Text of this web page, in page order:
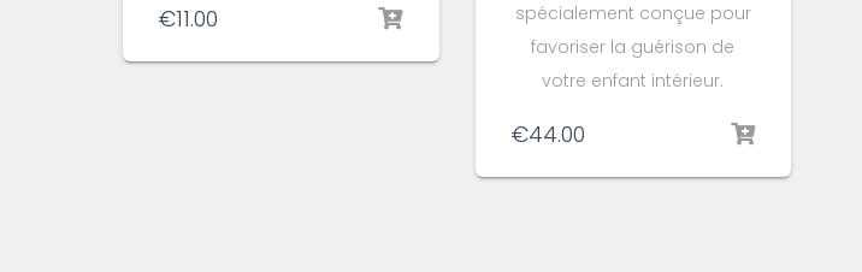
€11.00
spécialement conçue pour
favoriser la guérison de
votre enfant intérieur.
€44.00